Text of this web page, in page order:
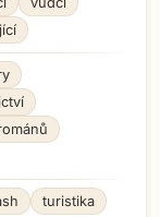
turistika